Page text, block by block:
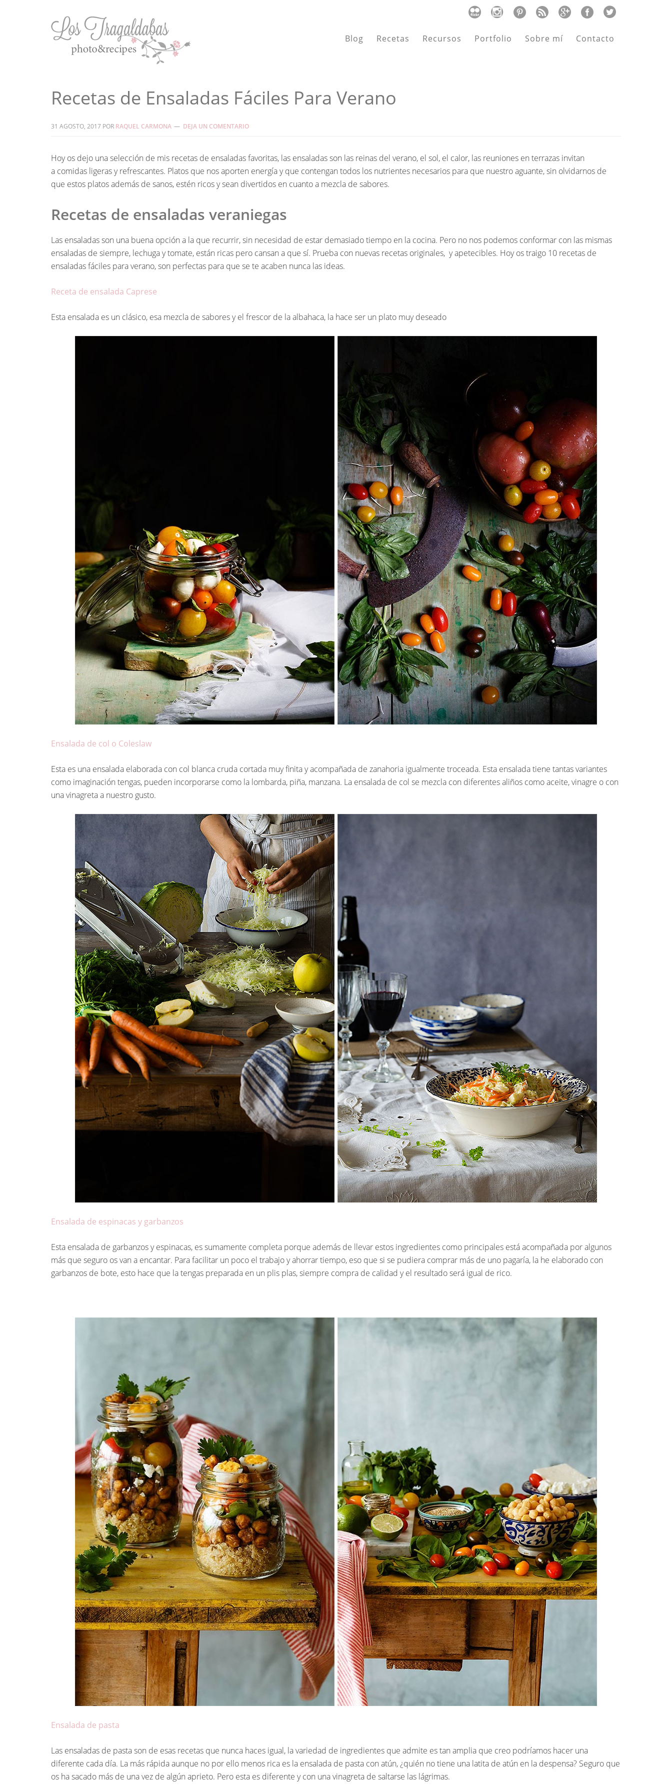
Blog Recetas Recursos Portfolio Sobre mí Contacto
Recetas de Ensaladas Fáciles Para Verano
31 AGOSTO, 2017 POR RAQUEL CARMONA DEJA UN COMENTARIO
Hoy os dejo una selección de mis recetas de ensaladas favoritas, las ensaladas son las reinas del verano, el sol, el calor, las reuniones en terrazas invitan
a comidas ligeras y refrescantes. Platos que nos aporten energía y que contengan todos los nutrientes necesarios para que nuestro aguante, sin olvidarnos de
que estos platos además de sanos, estén ricos y sean divertidos en cuanto a mezcla de sabores.
Recetas de ensaladas veraniegas
Las ensaladas son una buena opción a la que recurrir, sin necesidad de estar demasiado tiempo en la cocina. Pero no nos podemos conformar con las mismas
ensaladas de siempre, lechuga y tomate, están ricas pero cansan a que sí. Prueba con nuevas recetas originales, y apetecibles. Hoy os traigo 10 recetas de
ensaladas fáciles para verano, son perfectas para que se te acaben nunca las ideas.
Receta de ensalada Caprese
Esta ensalada es un clásico, esa mezcla de sabores y el frescor de la albahaca, la hace ser un plato muy deseado
Ensalada de col o Coleslaw
Esta es una ensalada elaborada con col blanca cruda cortada muy finita y acompañada de zanahoria igualmente troceada. Esta ensalada tiene tantas variantes
como imaginación tengas, pueden incorporarse como la lombarda, piña, manzana. La ensalada de col se mezcla con diferentes aliños como aceite, vinagre o con
una vinagreta a nuestro gusto.
Ensalada de espinacas y garbanzos
Esta ensalada de garbanzos y espinacas, es sumamente completa porque además de llevar estos ingredientes como principales está acompañada por algunos
más que seguro os van a encantar. Para facilitar un poco el trabajo y ahorrar tiempo, eso que si se pudiera comprar más de uno pagaría, la he elaborado con
garbanzos de bote, esto hace que la tengas preparada en un plis plas, siempre compra de calidad y el resultado será igual de rico.
Ensalada de pasta
Las ensaladas de pasta son de esas recetas que nunca haces igual, la variedad de ingredientes que admite es tan amplia que creo podríamos hacer una
diferente cada día. La más rápida aunque no por ello menos rica es la ensalada de pasta con atún, ¿quién no tiene una latita de atún en la despensa? Seguro que
os ha sacado más de una vez de algún aprieto. Pero esta es diferente y con una vinagreta de saltarse las lágrimas.